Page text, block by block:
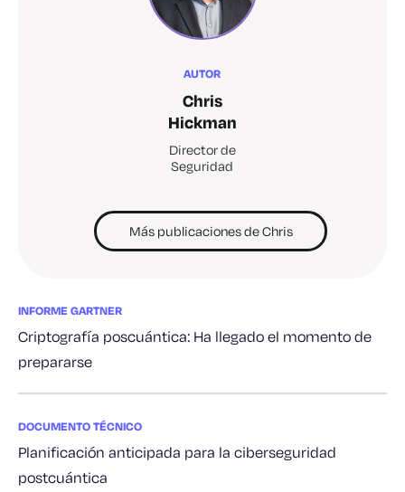
AUTOR
Chris
Hickman
Director de
Seguridad
Más publicaciones de Chris
INFORME GARTNER
Criptografía poscuántica: Ha llegado el momento de
prepararse
DOCUMENTO TÉCNICO
Planificación anticipada para la ciberseguridad
postcuántica